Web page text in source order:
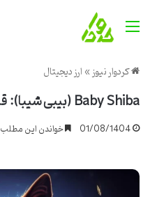
منو
کردوار نیوز»ارز دیجیتال
Baby Shiba (بیبی شیبا): قیمت، تحلیل و آینده خرید
01/08/1404 خواندن این مطلب 16 دقیقه زمان میبرد